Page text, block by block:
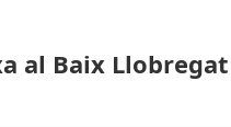
al Baix